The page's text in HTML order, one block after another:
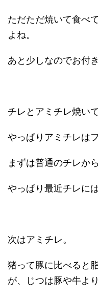
ただただ焼いて食べ
よね。
あと少しなのでお付
チレとアミチレ焼い
やっぱりアミチレは
まずは普通のチレか
やっぱり最近チレに
次はアミチレ。
猪って豚に比べると
が、じつは豚や牛よ